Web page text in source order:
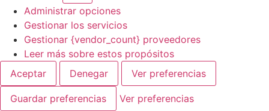
Administrar opciones
Gestionar los servicios
Gestionar {vendor_count} proveedores
Leer más sobre estos propósitos
Aceptar
Denegar Ver preferencias
Guardar preferencias
Ver preferencias